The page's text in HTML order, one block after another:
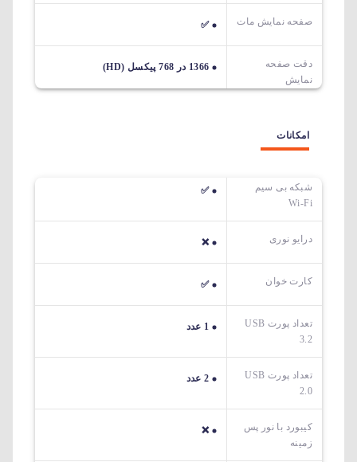
صفحه نمایش مات ✅
دقت صفحه
نمایش
1366 در 768 پیکسل (HD)
امکانات
شبکه بی سیم
Wi-Fi
✅
درایو نوری ❌
کارت خوان ✅
تعداد پورت USB
3.2
1 عدد
تعداد پورت USB
2.0
2 عدد
کیبورد با نور پس
زمینه
❌